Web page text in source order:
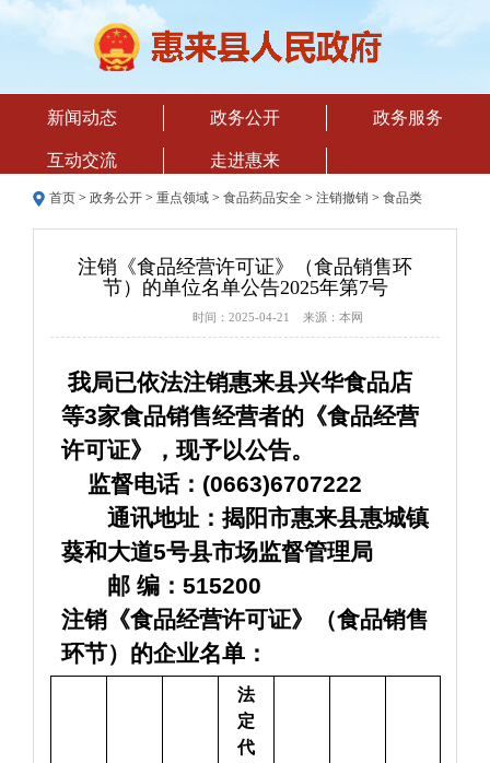
新闻动态 政务公开 政务服务
互动交流 走进惠来
首页 > 政务公开 > 重点领域 > 食品药品安全 > 注销撤销 > 食品类
注销《食品经营许可证》（食品销售环
节）的单位名单公告2025年第7号
时间：2025-04-21 来源：本网
我局已依法注销惠来县兴华食品店
等3家食品销售经营者的《食品经营
许可证》，现予以公告。
监督电话：(0663)6707222
通讯地址：揭阳市惠来县惠城镇
葵和大道5号县市场监督管理局
邮 编：515200
注销《食品经营许可证》（食品销售
环节）的企业名单：
法
定
代